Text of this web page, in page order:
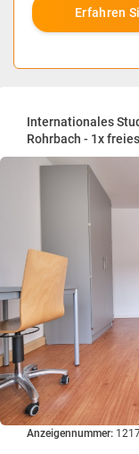
Erfahren
Internationales
Rohrbach - 1x
Anzeigennummer: